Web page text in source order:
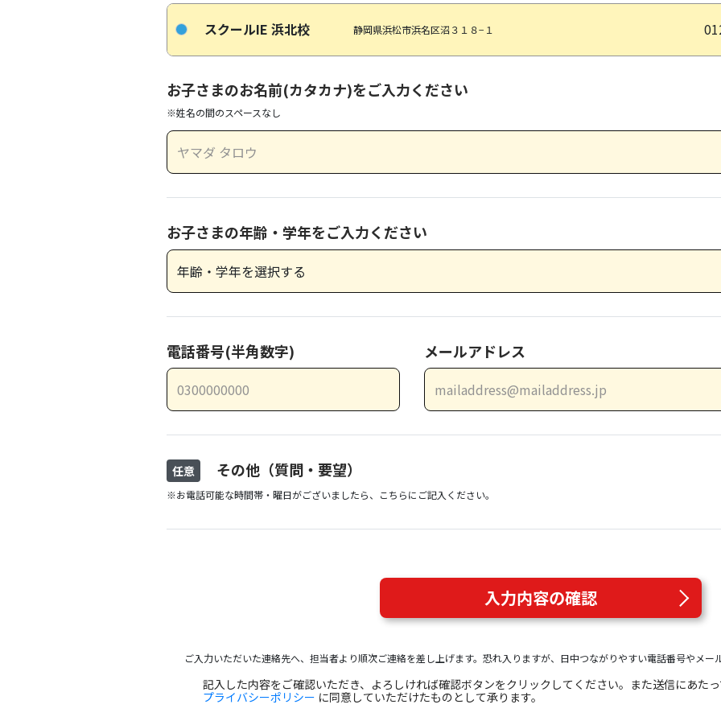
スクールIE 浜北校 静岡県浜松市浜名区沼３１８−１
お子さまのお名前(カタカナ)をご入力ください
※姓名の間のスペースなし
お子さまの年齢・学年をご入力ください
電話番号(半角数字) メールアドレス
任意 その他（質問・要望）
※お電話可能な時間帯・曜日がございましたら、こちらにご記入ください。
入力内容の確認
ご入力いただいた連絡先へ、担当者より順次ご連絡を差し上げます。恐れ入りますが、日中つながりやすい電話番号やメー
記入した内容をご確認いただき、よろしければ確認ボタンをクリックしてください。また送信にあた
プライバシーポリシー に同意していただけたものとして承ります。